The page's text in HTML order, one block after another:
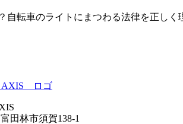
自転車のライトにまつわる法律を正しく
田林市須賀138-1